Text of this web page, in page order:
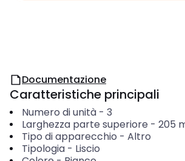
Documentazione
Caratteristiche principali
Numero di unità- 3
Larghezza parte superiore - 205
Tipo di apparecchio - Altro
Tipologia- Liscio